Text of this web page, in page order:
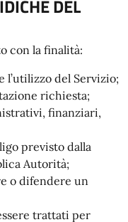
DEL
con la finalità:
l’utilizzo del Servizio;
richiesta;
finanziari,
previsto dalla
Autorità;
o difendere un
trattati per